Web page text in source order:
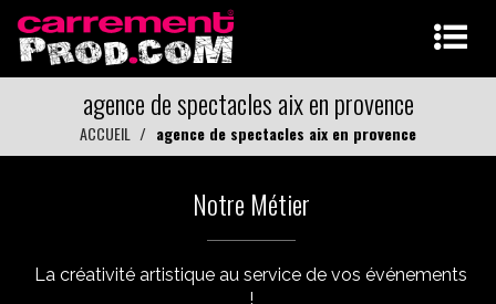
agence de spectacles aix en provence
ACCUEIL agence de spectacles aix en provence
Notre Métier
La créativité artistique au service de vos événements
!